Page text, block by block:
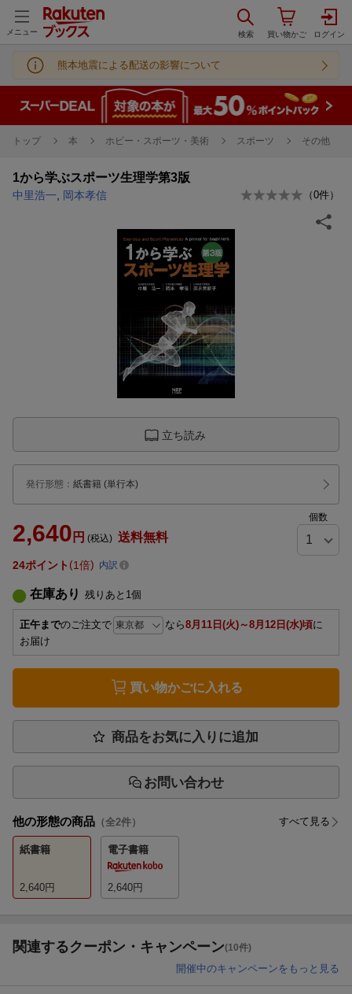
メニュー
熊本地震による配送の影響について
トップ 本 ホビー・スポーツ・美術 スポーツ その他
1から学ぶスポーツ生理学第3版
中里浩一 岡本孝信 （0件）
立ち読み
発行形態 ： 紙書籍 (単行本)
2,640 円 (税込) 送料無料
個数
24ポイント 1倍 内訳
在庫あり 残りあと 1個
正午までのご注文で なら8月11日(火)～8月12日(水)頃に
お届け
買い物かごに入れる
商品をお気に入りに追加
お問い合わせ
他の形態の商品 （全2件） すべて見る
紙書籍
2,640円
電子書籍
2,640円
関連するクーポン・キャンペーン(10件)
開催中のキャンペーンをもっと見る